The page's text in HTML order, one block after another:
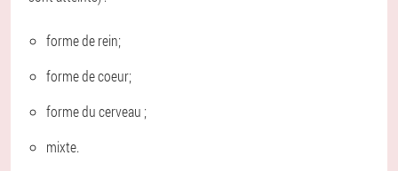
forme de rein;
forme de coeur;
forme du cerveau ;
mixte.